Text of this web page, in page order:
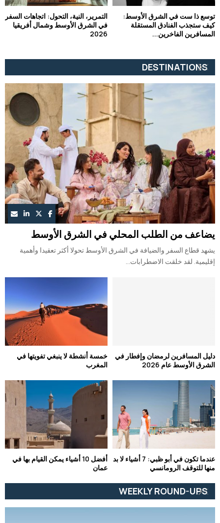
التمرير، النية، التحول: اتجاهات السفر
في الشرق الأوسط وشمال أفريقيا
2026
توسع ذا ست في الشرق الأوسط:
كيف ستجذب الفنادق المستقلة
المسافرين الفاخرين...
DESTINATIONS
يضاعف من الطلب المحلي في الشرق الأوسط
يشهد قطاع السفر والضيافة في الشرق الأوسط تحولا أكثر تعقيدا وأهمية
إقليمية. لقد خلقت الاضطرابات...
خمسة أنشطة لا ينبغي تفويتها في
المغرب
دليل المسافرين لرمضان وإفطار في
الشرق الأوسط عام 2026
أفضل 10 أشياء يمكن القيام بها في
عمان
عندما تكون في أبو ظبي: 7 أشياء لا بد
منها للتوقف الرومانسي
WEEKLY ROUND-UPS